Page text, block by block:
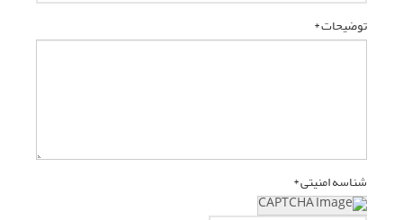
توضیحات *
شناسه امنیتی *